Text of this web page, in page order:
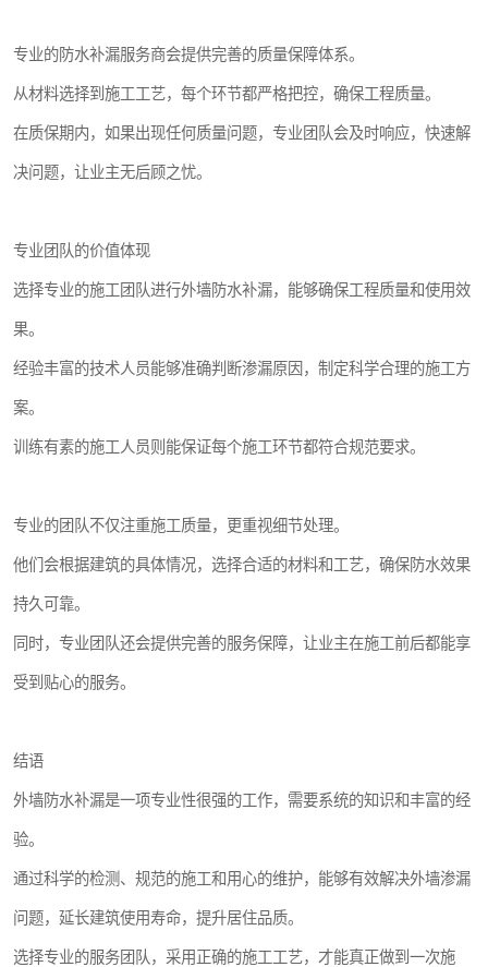
专业的防水补漏服务商会提供完善的质量保障体系。
从材料选择到施工工艺，每个环节都严格把控，确保工程质量。
在质保期内，如果出现任何质量问题，专业团队会及时响应，快速解
决问题，让业主无后顾之忧。
专业团队的价值体现
选择专业的施工团队进行外墙防水补漏，能够确保工程质量和使用效
果。
经验丰富的技术人员能够准确判断渗漏原因，制定科学合理的施工方
案。
训练有素的施工人员则能保证每个施工环节都符合规范要求。
专业的团队不仅注重施工质量，更重视细节处理。
他们会根据建筑的具体情况，选择合适的材料和工艺，确保防水效果
持久可靠。
同时，专业团队还会提供完善的服务保障，让业主在施工前后都能享
受到贴心的服务。
结语
外墙防水补漏是一项专业性很强的工作，需要系统的知识和丰富的经
验。
通过科学的检测、规范的施工和用心的维护，能够有效解决外墙渗漏
问题，延长建筑使用寿命，提升居住品质。
选择专业的服务团队，采用正确的施工工艺，才能真正做到一次施